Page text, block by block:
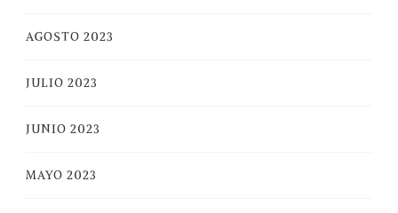
AGOSTO 2023
JULIO 2023
JUNIO 2023
MAYO 2023